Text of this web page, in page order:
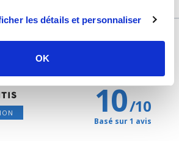
les détails et personnaliser
OK
10/10
Basé sur 1 avis